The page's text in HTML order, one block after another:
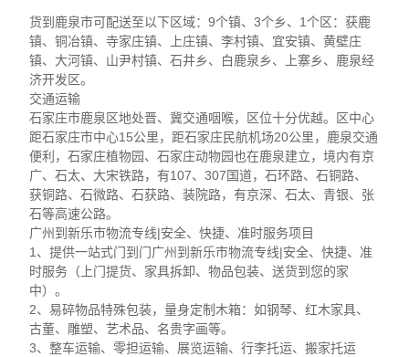
货到鹿泉市可配送至以下区域：9个镇、3个乡、1个区：获鹿
镇、铜冶镇、寺家庄镇、上庄镇、李村镇、宜安镇、黄壁庄
镇、大河镇、山尹村镇、石井乡、白鹿泉乡、上寨乡、鹿泉经
济开发区。
交通运输
石家庄市鹿泉区地处晋、冀交通咽喉，区位十分优越。区中心
距石家庄市中心15公里，距石家庄民航机场20公里，鹿泉交通
便利，石家庄植物园、石家庄动物园也在鹿泉建立，境内有京
广、石太、大宋铁路，有107、307国道，石环路、石铜路、
获铜路、石微路、石获路、装院路，有京深、石太、青银、张
石等高速公路。
广州到新乐市物流专线|安全、快捷、准时服务项目
1、提供一站式门到门广州到新乐市物流专线|安全、快捷、准
时服务（上门提货、家具拆卸、物品包装、送货到您的家
中）。
2、易碎物品特殊包装，量身定制木箱：如钢琴、红木家具、
古董、雕塑、艺术品、名贵字画等。
3、整车运输、零担运输、展览运输、行李托运、搬家托运